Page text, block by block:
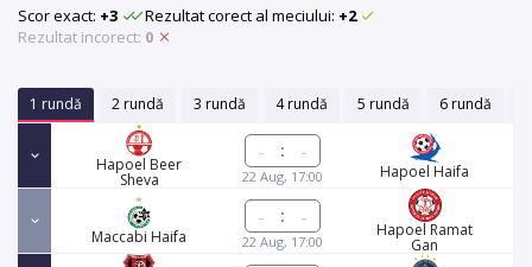
Scor exact: +3 Rezultat corect al meciului: +2
Rezultat incorect: 0
1 rundă 2 rundă 3 rundă 4 rundă 5 rundă 6 rundă
Hapoel Beer
Sheva
:
22 Aug, 17:00 Hapoel Haifa
Maccabi Haifa
:
22 Aug, 17:00
Hapoel Ramat
Gan